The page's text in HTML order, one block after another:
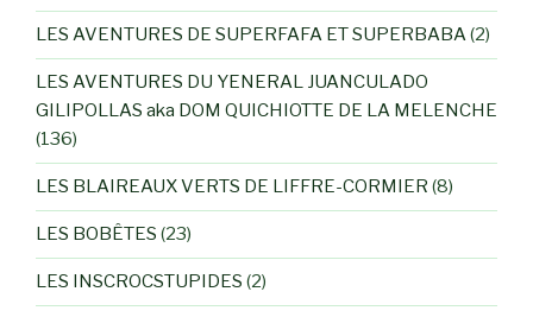
LES AVENTURES DE SUPERFAFA ET SUPERBABA(2)
LES AVENTURES DU YENERAL JUANCULADO
GILIPOLLAS aka DOM QUICHIOTTE DE LA MELENCHE
(136)
LES BLAIREAUX VERTS DE LIFFRE-CORMIER (8)
LES BOBÊTES (23)
LES INSCROCSTUPIDES (2)